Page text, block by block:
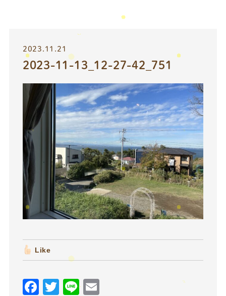
2023.11.21
2023-11-13_12-27-42_751
Like
F
T
Li